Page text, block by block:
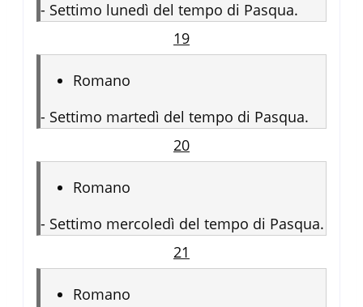
- Settimo lunedì del tempo di Pasqua.
19
Romano
- Settimo martedì del tempo di Pasqua.
20
Romano
- Settimo mercoledì del tempo di Pasqua.
21
Romano